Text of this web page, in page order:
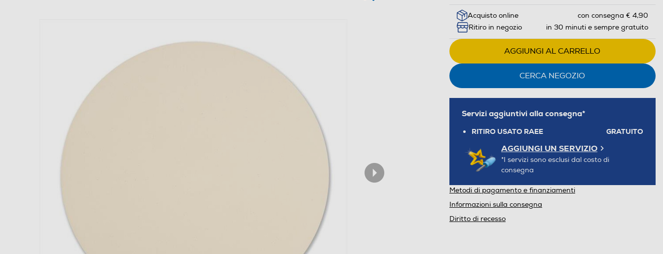
Acquisto online
con consegna € 4,90
Ritiro in negozio
in 30 minuti e sempre gratuito
AGGIUNGI AL CARRELLO
CERCA NEGOZIO
Servizi aggiuntivi alla consegna*
RITIRO USATO RAEE GRATUITO
AGGIUNGI UN SERVIZIO
*I servizi sono esclusi dal costo di
consegna
Metodi di pagamento e finanziamenti
Informazioni sulla consegna
Diritto di recesso